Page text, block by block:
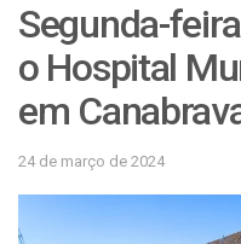
Segunda-
o Hospital
em
24 de março de 2024